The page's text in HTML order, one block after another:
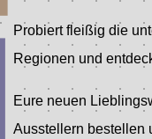
Probiert fleißig die
Regionen und
Eure neuen
Ausstellern bestellen